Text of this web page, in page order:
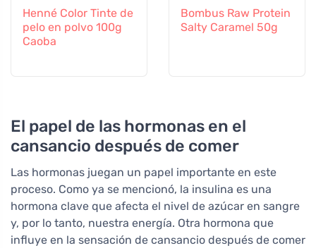
Henné Color Tinte de
pelo en polvo 100g
Caoba
Bombus Raw Protein
Salty Caramel 50g
El papel de las hormonas en el
cansancio después de comer
Las hormonas juegan un papel importante en este
proceso. Como ya se mencionó, la insulina es una
hormona clave que afecta el nivel de azúcar en sangre
y, por lo tanto, nuestra energía. Otra hormona que
influye en la sensación de cansancio después de comer